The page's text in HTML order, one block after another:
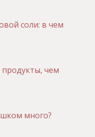
соли: в чем
продукты, чем
много?